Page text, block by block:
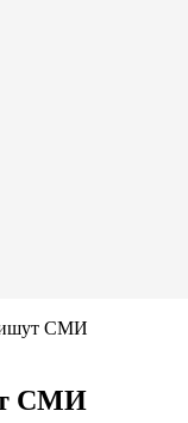
СМИ
СМИ